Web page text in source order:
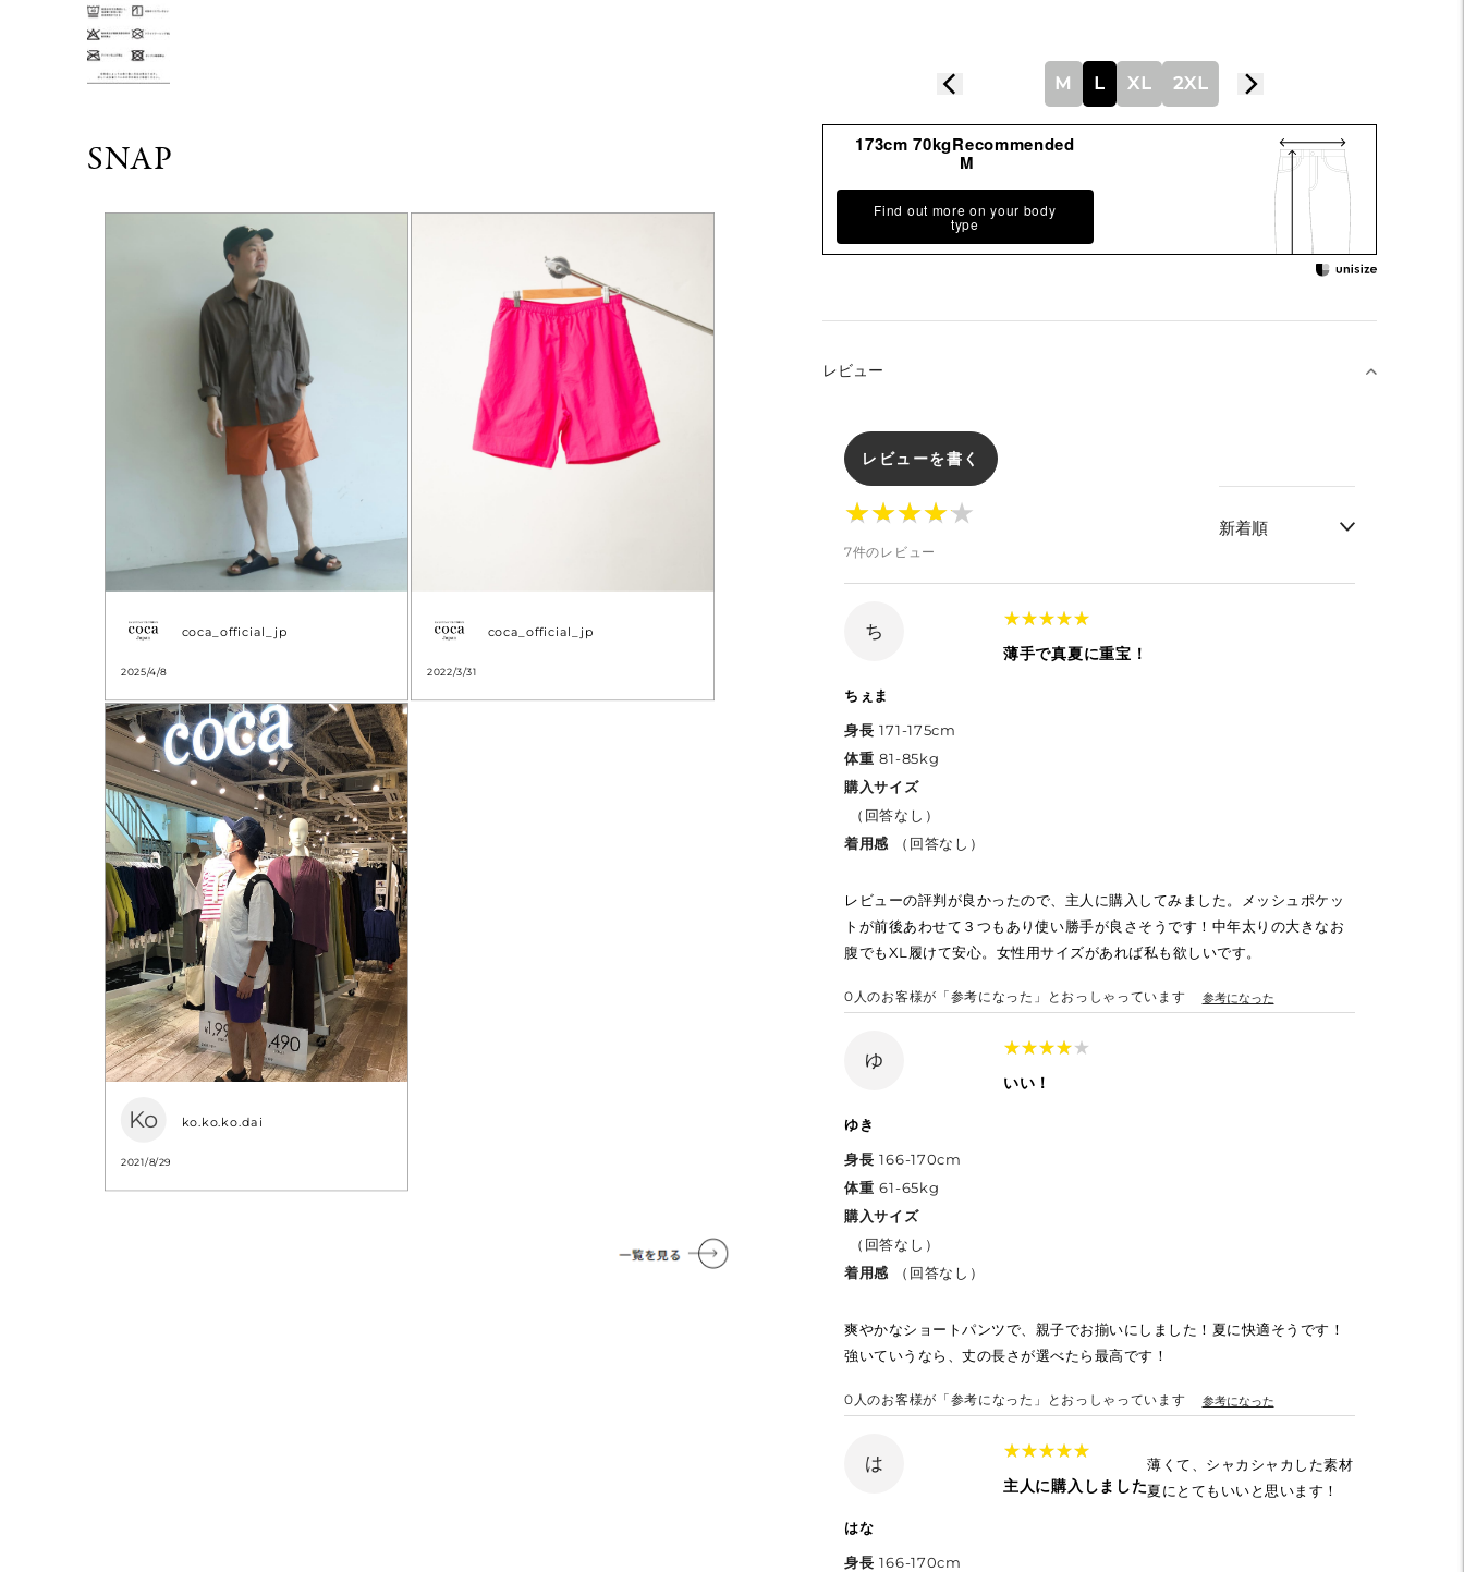
coca_official_jp
2025/4/8
coca_official_jp
2022/3/31
Ko ko.ko.ko.dai
2021/8/29
M L XL 2XL
173cm 70kgRecommended
M
Find out more on your body
type
レビュー
レビューを書く
★★★★★
★★★★★
7件のレビュー
ち
ちぇま
身長 171-175cm
体重 81-85kg
購入サイズ
（回答なし）
着用感
（回答なし）
★★★★★
★★★★★
薄手で真夏に重宝！
レビューの評判が良かったので、主人に購入してみました。メッシュポケッ
トが前後あわせて３つもあり使い勝手が良さそうです！中年太りの大きなお
腹でもXL履けて安心。女性用サイズがあれば私も欲しいです。
0 人のお客様が「参考になった」とおっしゃっています 参考になった
ゆ
ゆき
身長 166-170cm
体重 61-65kg
購入サイズ
（回答なし）
着用感
（回答なし）
★★★★★
★★★★★
いい！
爽やかなショートパンツで、親子でお揃いにしました！夏に快適そうです！
強いていうなら、丈の長さが選べたら最高です！
0 人のお客様が「参考になった」とおっしゃっています 参考になった
は
はな
身長 166-170cm
★★★★★
★★★★★
主人に購入しました
薄くて、シャカシャカした素材
夏にとてもいいと思います！